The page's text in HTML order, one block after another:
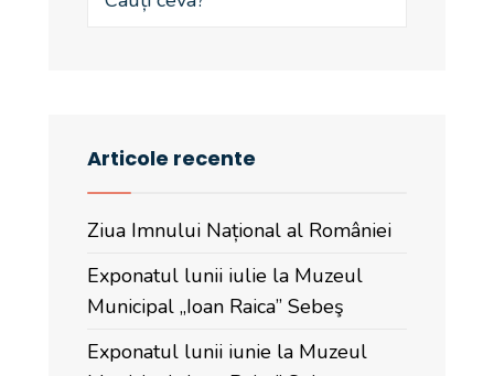
Articole recente
Ziua Imnului Național al României
Exponatul lunii iulie la Muzeul
Municipal „Ioan Raica” Sebeş
Exponatul lunii iunie la Muzeul